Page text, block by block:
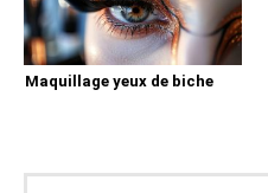
Maquillage yeux de biche